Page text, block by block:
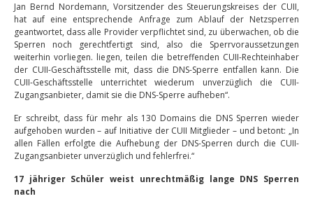
Jan Bernd Nordemann, Vorsitzender des Steuerungskreises der CUII,
hat auf eine entsprechende Anfrage zum Ablauf der Netzsperren
geantwortet, dass alle Provider verpflichtet sind, zu überwachen, ob die
Sperren noch gerechtfertigt sind, also die Sperrvoraussetzungen
weiterhin vorliegen. liegen, teilen die betreffenden CUII-Rechteinhaber
der CUII-Geschäftsstelle mit, dass die DNS-Sperre entfallen kann. Die
CUII-Geschäftsstelle unterrichtet wiederum unverzüglich die CUII-
Zugangsanbieter, damit sie die DNS-Sperre aufheben“.
Er schreibt, dass für mehr als 130 Domains die DNS Sperren wieder
aufgehoben wurden – auf Initiative der CUII Mitglieder – und betont: „In
allen Fällen erfolgte die Aufhebung der DNS-Sperren durch die CUII-
Zugangsanbieter unverzüglich und fehlerfrei.“
17 jähriger Schüler weist unrechtmäßig lange DNS Sperren
nach